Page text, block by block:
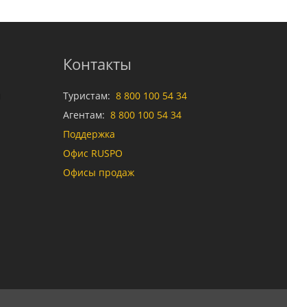
Контакты
Туристам: 8 800 100 54 34
Агентам: 8 800 100 54 34
Поддержка
Офис RUSPO
Офисы продаж